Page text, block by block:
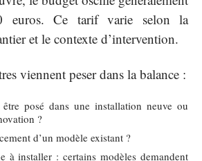
euros. Ce tarif varie selon la
et le contexte d’intervention.
viennent peser dans la balance :
posé dans une installation neuve ou
?
d’un modèle existant ?
à installer : certains modèles demandent